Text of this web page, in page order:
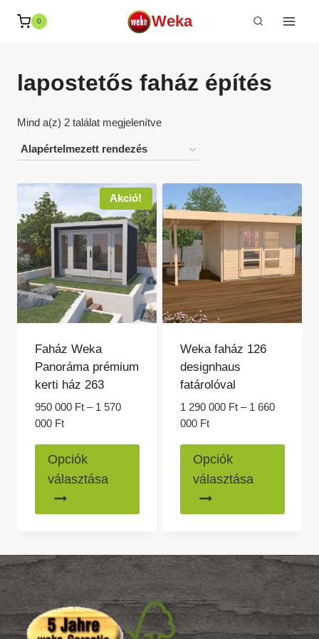
0 Weka
lapostetős faház építés
Mind a(z) 2 találat megjelenítve
Akció!
Faház Weka
Panoráma prémium
kerti ház 263
950 000 Ft – 1 570
000 FtÁrtartomány:
000 Ft
-
570
Opciók
választása
több
A
változatok
a
termékoldalon
Weka faház 126
designhaus
fatárolóval
1 290 000 Ft – 1 660
000 FtÁrtartomány:
290
000 Ft
1
Opciók
választása
több
A
a